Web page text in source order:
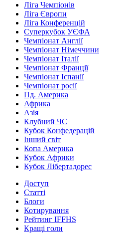
Ліга Чемпіонів
Ліга Європи
Ліга Конференцій
Суперкубок УЄФА
Чемпіонат Англії
Чемпіонат Німеччини
Чемпіонат Італії
Чемпіонат Франції
Чемпіонат Іспанії
Чемпіонат росії
Пд. Америка
Африка
Азія
Клубний ЧС
Кубок Конфедерацій
Інший світ
Копа Америка
Кубок Африки
Кубок Лібертадорес
Доступ
Статті
Блоги
Котирування
Рейтинг IFFHS
Кращі голи